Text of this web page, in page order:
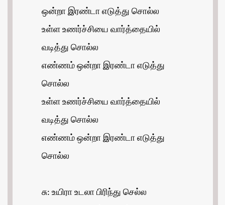
ஒன்றா இரண்டா எடுத்து சொல்ல
உள்ள உணர்ச்சியை வார்த்தையில்
வடித்து சொல்ல
எண்ணம் ஒன்றா இரண்டா எடுத்து
சொல்ல
உள்ள உணர்ச்சியை வார்த்தையில்
வடித்து சொல்ல
எண்ணம் ஒன்றா இரண்டா எடுத்து
சொல்ல
சு: உயிரா உடலா பிரிந்து செல்ல